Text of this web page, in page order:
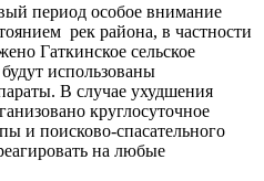
период особое внимание
рек района, в частности
Гаткинское сельское
использованы
В случае ухудшения
круглосуточное
и поисково-спасательного
на любые